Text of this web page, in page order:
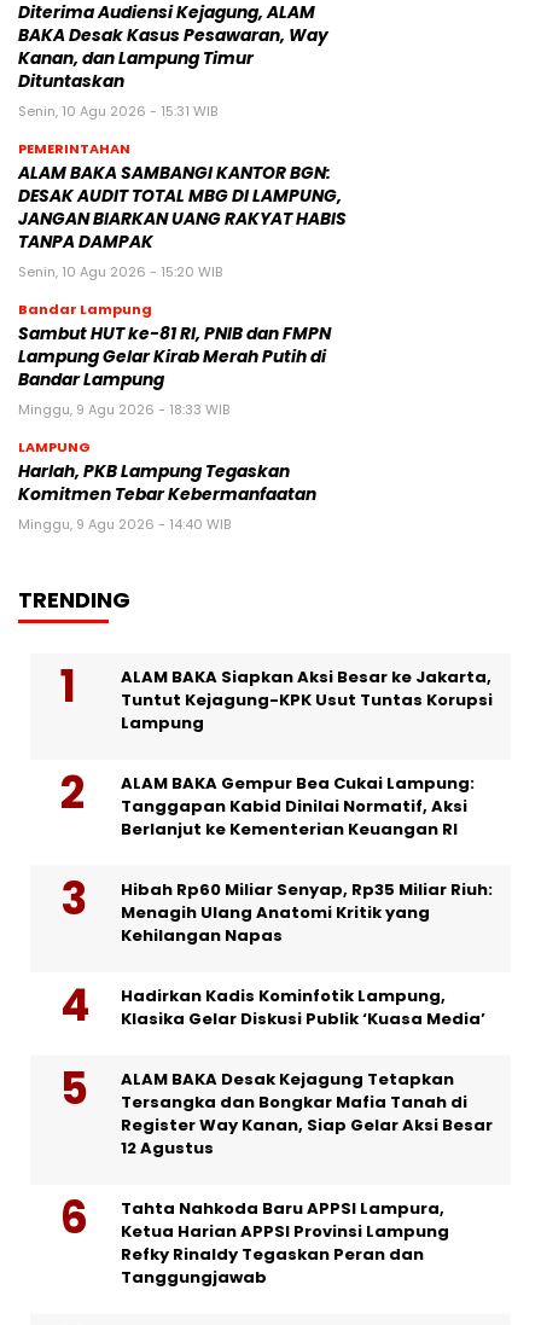
Diterima Audiensi Kejagung, ALAM
BAKA Desak Kasus Pesawaran, Way
Kanan, dan Lampung Timur
Dituntaskan
Senin, 10 Agu 2026 - 15:31 WIB
PEMERINTAHAN
ALAM BAKA SAMBANGI KANTOR BGN:
DESAK AUDIT TOTAL MBG DI LAMPUNG,
JANGAN BIARKAN UANG RAKYAT HABIS
TANPA DAMPAK
Senin, 10 Agu 2026 - 15:20 WIB
Bandar Lampung
Sambut HUT ke-81 RI, PNIB dan FMPN
Lampung Gelar Kirab Merah Putih di
Bandar Lampung
Minggu, 9 Agu 2026 - 18:33 WIB
LAMPUNG
Harlah, PKB Lampung Tegaskan
Komitmen Tebar Kebermanfaatan
Minggu, 9 Agu 2026 - 14:40 WIB
TRENDING
ALAM BAKA Siapkan Aksi Besar ke Jakarta,
Tuntut Kejagung-KPK Usut Tuntas Korupsi
Lampung
ALAM BAKA Gempur Bea Cukai Lampung:
Tanggapan Kabid Dinilai Normatif, Aksi
Berlanjut ke Kementerian Keuangan RI
Hibah Rp60 Miliar Senyap, Rp35 Miliar Riuh:
Menagih Ulang Anatomi Kritik yang
Kehilangan Napas
Hadirkan Kadis Kominfotik Lampung,
Klasika Gelar Diskusi Publik ‘Kuasa Media’
ALAM BAKA Desak Kejagung Tetapkan
Tersangka dan Bongkar Mafia Tanah di
Register Way Kanan, Siap Gelar Aksi Besar
12 Agustus
Tahta Nahkoda Baru APPSI Lampura,
Ketua Harian APPSI Provinsi Lampung
Refky Rinaldy Tegaskan Peran dan
Tanggungjawab